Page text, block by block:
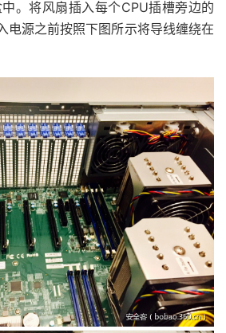
。将风扇插入每个CPU插槽旁边的
电源之前按照下图所示将导线缠绕在